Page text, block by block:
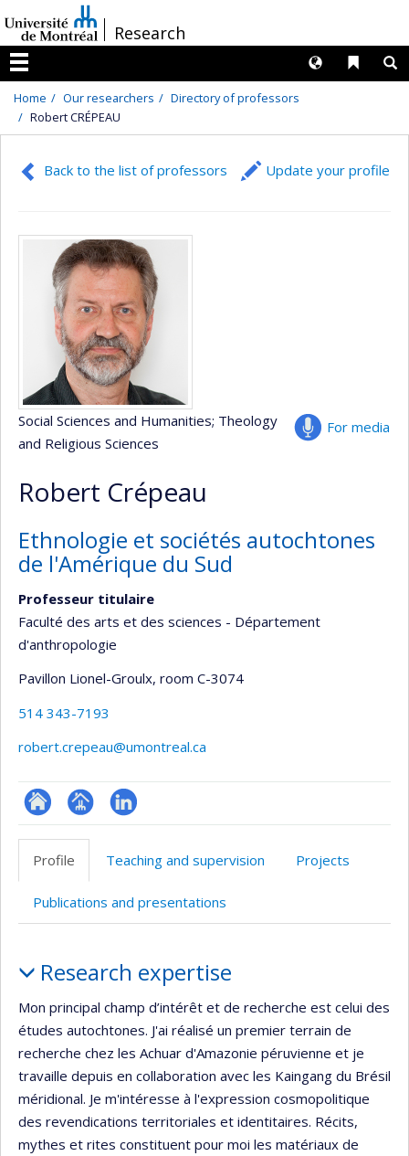
au
contenu
/Research
Menu
Liens
Langues
Home Our researchers
Directory of professors
Robert CRÉPEAU
Back to the list of professors Update your profile
For media
Social Sciences and Humanities; Theology
and Religious Sciences
Robert Crépeau
Ethnologie et sociétés autochtones
de l'Amérique du Sud
Professeur titulaire
Faculté des arts et des sciences - Département
d'anthropologie
Pavillon Lionel-Groulx, room C-3074
514 343-7193
robert.crepeau@umontreal.ca
ResearchGate
Page
(faculté,département,école)
LinkedIn
Profile
Teaching and supervision Projects
Publications and presentations
Research expertise
Mon principal champ d’intérêt et de recherche est celui des
études autochtones. J'ai réalisé un premier terrain de
recherche chez les Achuar d'Amazonie péruvienne et je
travaille depuis en collaboration avec les Kaingang du Brésil
méridional. Je m'intéresse à l'expression cosmopolitique
des revendications territoriales et identitaires. Récits,
mythes et rites constituent pour moi les matériaux de